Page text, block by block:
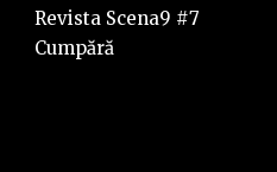
Revista Scena9 #7
Cumpără